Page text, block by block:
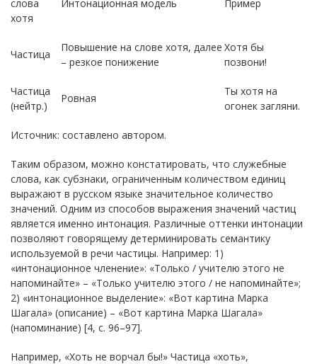
слова
хотя
Интонационная модель Пример
Частица
Повышение на слове хотя, далее
– резкое понижение
Хотя бы
позвони!
Частица
(нейтр.)
Ровная
Ты хотя на
огонек загляни.
Источник: составлено автором.
Таким образом, можно констатировать, что служебные
слова, как субзнаки, ограниченным количеством единиц
выражают в русском языке значительное количество
значений. Одним из способов выражения значений частиц
является именно интонация. Различные оттенки интонации
позволяют говорящему детерминировать семантику
используемой в речи частицы. Например: 1)
«интонационное членение»: «Только / учителю этого не
напоминайте» – «Только учителю этого / не напоминайте»;
2) «интонационное выделение»: «Вот картина Марка
Шагала» (описание) – «Вот картина Марка Шагала»
(напоминание) [4, с. 96–97].
Например, «Хоть не ворчал бы!» Частица «хоть»,